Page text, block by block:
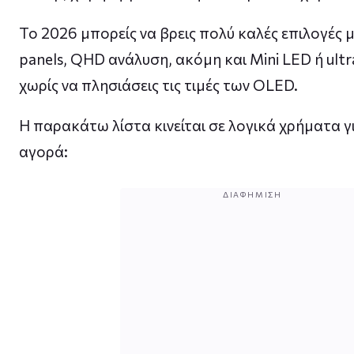
Το 2026 μπορείς να βρεις πολύ καλές επιλογές
panels, QHD ανάλυση, ακόμη και Mini LED ή
χωρίς να πλησιάσεις τις τιμές των OLED.
Η παρακάτω λίστα κινείται σε λογικά χρήματα
αγορά:
ΔΙΑΦΉΜΙΣΗ